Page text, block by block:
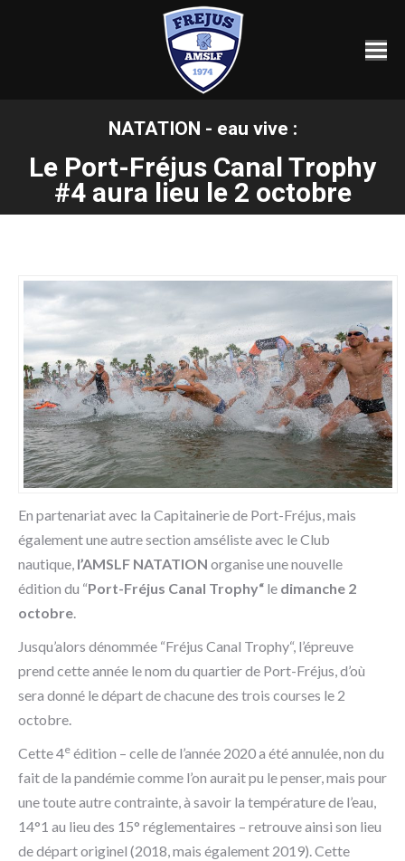
NATATION - eau vive :
Le Port-Fréjus Canal Trophy
#4 aura lieu le 2 octobre
Vous êtes ici :
En partenariat avec la Capitainerie de Port-Fréjus, mais
également une autre section amséliste avec le Club
nautique, l’AMSLF NATATION organise une nouvelle
édition du “Port-Fréjus Canal Trophy“ le dimanche 2
octobre.
Jusqu’alors dénommée “Fréjus Canal Trophy“, l’épreuve
prend cette année le nom du quartier de Port-Fréjus, d’où
sera donné le départ de chacune des trois courses le 2
octobre.
Cette 4e édition – celle de l’année 2020 a été annulée, non du
fait de la pandémie comme l’on aurait pu le penser, mais pour
une toute autre contrainte, à savoir la température de l’eau,
14°1 au lieu des 15° réglementaires – retrouve ainsi son lieu
de départ originel (2018, mais également 2019). Cette